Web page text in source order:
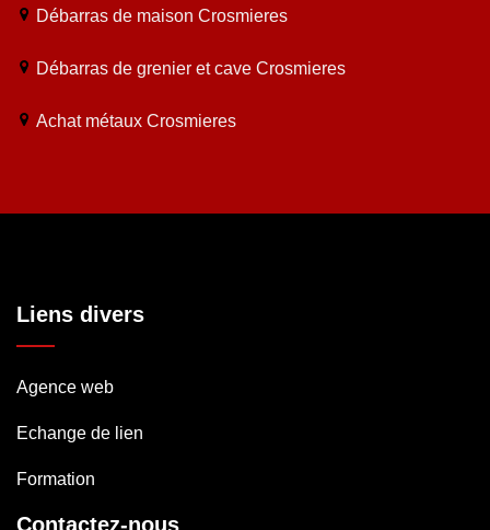
Débarras de maison Crosmieres
Débarras de grenier et cave Crosmieres
Achat métaux Crosmieres
Liens divers
Agence web
Echange de lien
Formation
Contactez-nous